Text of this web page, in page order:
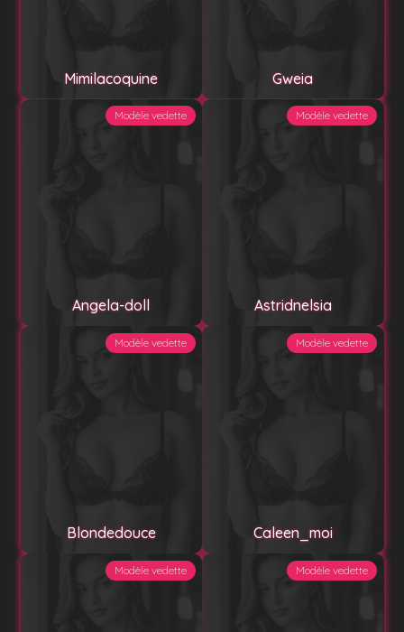
Mimilacoquine Gweia
Modèle vedette
Angela-doll
Modèle vedette
Astridnelsia
Modèle vedette
Blondedouce
Modèle vedette
Caleen_moi
Modèle vedette Modèle vedette